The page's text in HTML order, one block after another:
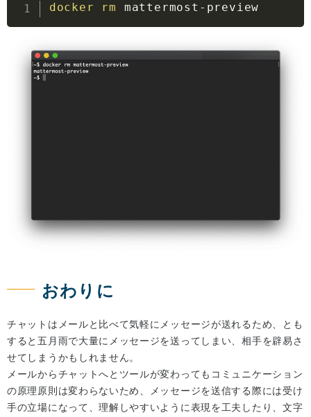
docker rm mattermost-preview
おわりに
チャットはメールと比べて気軽にメッセージが送れるため、とも
すると五月雨で大量にメッセージを送ってしまい、相手を辟易さ
せてしまうかもしれません。
メールからチャットへとツールが変わってもコミュニケーション
の原理原則は変わらないため、メッセージを送信する際には受け
手の立場になって、理解しやすいように表現を工夫したり、文字